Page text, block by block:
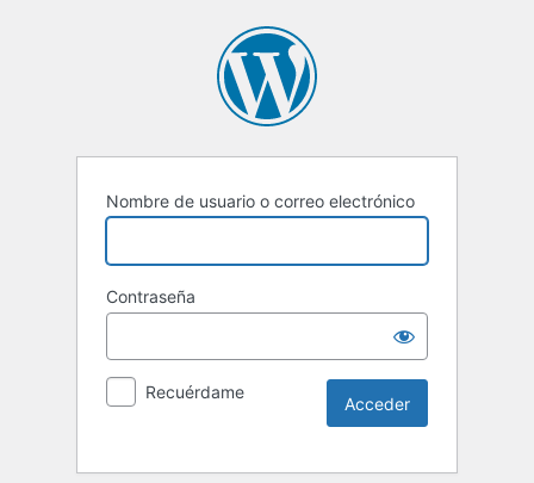
Nombre de usuario o correo electrónico
Contraseña
Recuérdame